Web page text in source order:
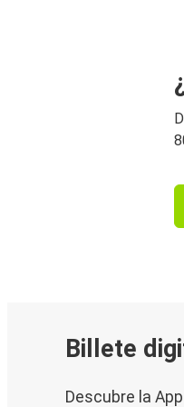
Billete
Descubre la